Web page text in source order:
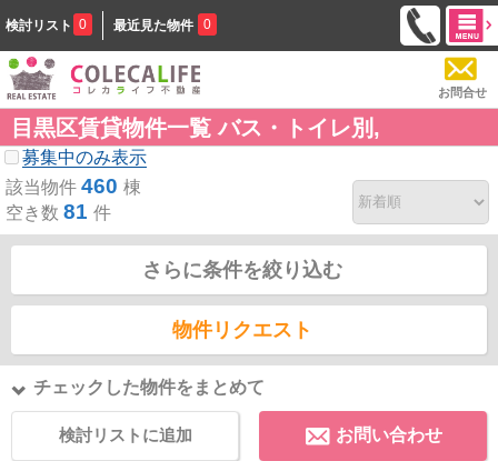
検討リスト 0 最近見た物件 0
お問合せ
目黒区賃貸物件一覧 バス・トイレ別,
募集中のみ表示
該当物件 460 棟
空き数 81 件
さらに条件を絞り込む
物件リクエスト
チェックした物件をまとめて
検討リストに追加 お問い合わせ